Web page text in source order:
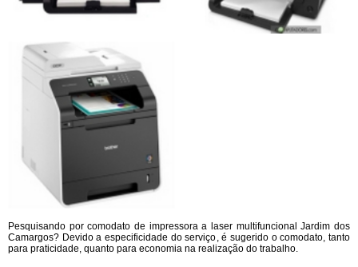
Pesquisando por comodato de impressora a laser multifuncional Jardim dos
Camargos? Devido a especificidade do serviço, é sugerido o comodato, tanto
para praticidade, quanto para economia na realização do trabalho.